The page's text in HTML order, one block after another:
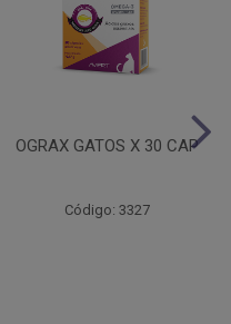
OGRAX GATOS X 30 CAP
Código: 3327